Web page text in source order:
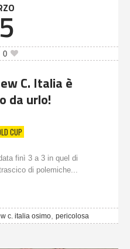
0
C. Italia è
da urlo!
CUP
finì 3 a 3 in quel di
di polemiche...
c. italia osimo pericolosa